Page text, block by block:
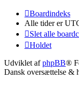
Boardindeks
Alle tider er
Slet alle
Holdet
Udviklet afphpBB®
Dansk oversættelse &